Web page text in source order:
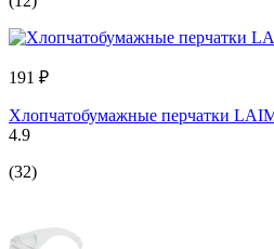
191 ₽
Хлопчатобумажные перчатки
4.9
(32)